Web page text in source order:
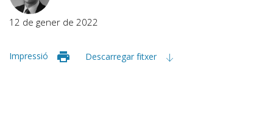
12 de gener de 2022
Impressió Descarregar fitxer